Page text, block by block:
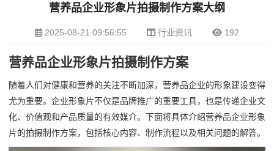
营养品企业形象片拍摄制作方案大纲
2025-08-21 09:56:55 行业资讯 192
营养品企业形象片拍摄制作方案
随着人们对健康和营养的关注不断加深，营养品企业的形象建设变得
尤为重要。企业形象片不仅是品牌推广的重要工具，也是传递企业文
化、价值观和产品质量的有效媒介。下面将具体介绍营养品企业形象
片的拍摄制作方案，包括核心内容、制作流程以及相关问题的解答。